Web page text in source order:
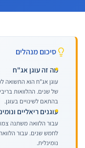
סיכום מנהלים
מה זה עוגן אג"ח
עוגן אג"ח הוא התשואה
של שנים. ההלוואות
בהתאם לשינויים בעוגן.
עוגנים ריאליים
עבור הלוואה משתנה
לחמש שנים. עבור
נומינלית.